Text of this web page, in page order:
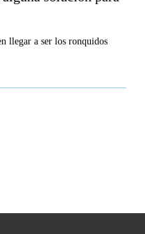
llegar a ser los ronquidos